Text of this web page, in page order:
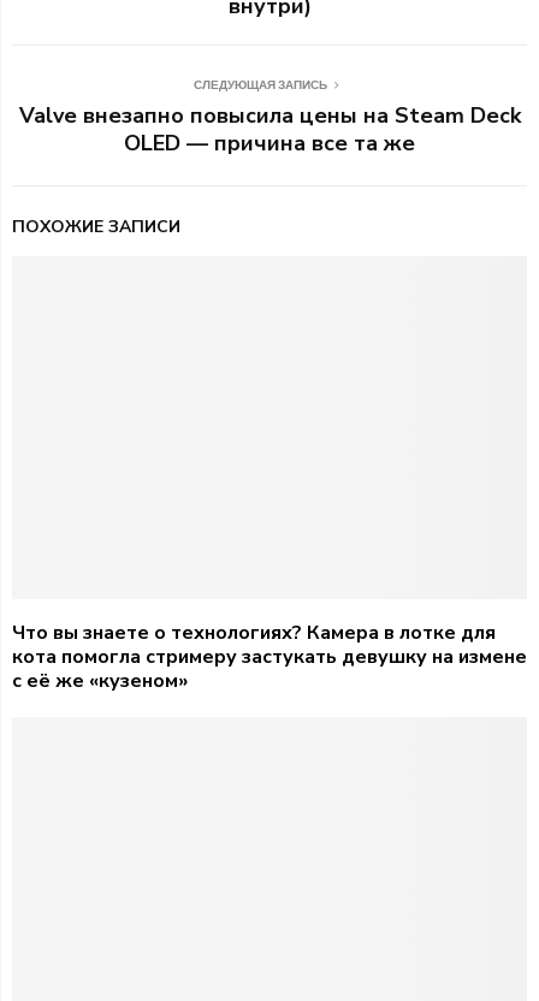
СЛЕДУЮЩАЯ ЗАПИСЬ
Valve внезапно повысила цены на Steam Deck
OLED — причина все та же
ПОХОЖИЕ ЗАПИСИ
Что вы знаете о технологиях? Камера в лотке для
кота помогла стримеру застукать девушку на измене
с её же «кузеном»